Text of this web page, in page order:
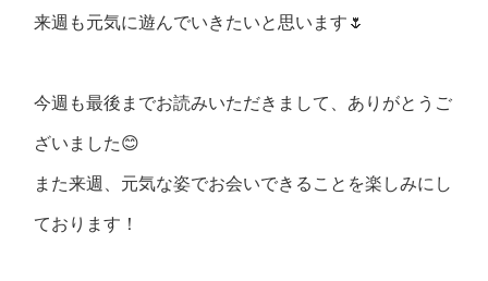
来週も元気に遊んでいきたいと思います🌷
今週も最後までお読みいただきまして、ありがとうご
ざいました😊
また来週、元気な姿でお会いできることを楽しみにし
ております！